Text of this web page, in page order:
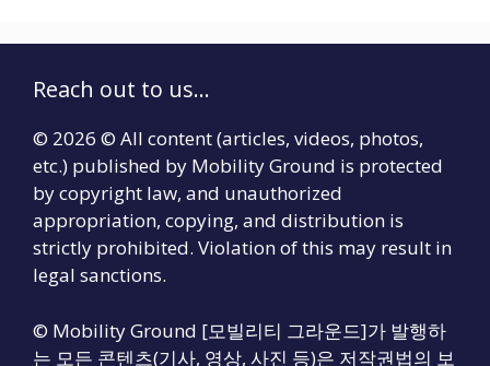
Reach out to us...
© 2026 © All content (articles, videos, photos,
etc.) published by Mobility Ground is protected
by copyright law, and unauthorized
appropriation, copying, and distribution is
strictly prohibited. Violation of this may result in
legal sanctions.
© Mobility Ground [모빌리티 그라운드]가 발행하
는 모든 콘텐츠(기사, 영상, 사진 등)은 저작권법의 보